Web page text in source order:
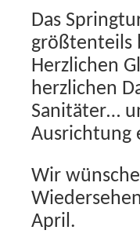
Das
größtenteils
Herzlichen
herzlichen
Sanitäter…
Ausrichtung
Wir
April.